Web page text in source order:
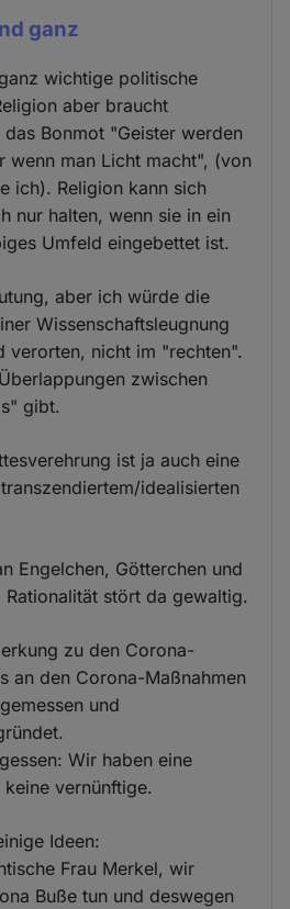
ganz
wichtige politische
aber braucht
Bonmot "Geister werden
wenn man Licht macht", (von
ich). Religion kann sich
nur halten, wenn sie in ein
Umfeld eingebettet ist.
aber ich würde die
Wissenschaftsleugnung
verorten, nicht im "rechten".
zwischen
gibt.
ist ja auch eine
idealisierten
Engelchen, Götterchen und
Rationalität stört da gewaltig.
zu den Corona-
an den Corona-Maßnahmen
und
Wir haben eine
vernünftige.
Ideen:
Frau Merkel, wir
Buße tun und deswegen